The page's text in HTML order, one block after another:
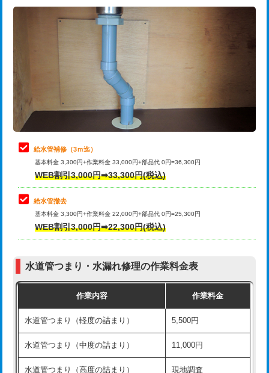
給水管工事※（ライニング鋼管・銅
管・ポリ管・HT管使用/3ｍ超え)
排水管工事（土の掘削・埋め戻し作
11,000円~
排水管工事（排水管工事/3ｍまで） 55,000円
排水管工事（追加 排水管工事/3ｍ超
マス交換（土の掘削・埋め戻し作業）
マス交換（深さ50㎝未満）
マス交換（深さ50㎝以上）
コンクリート斫り（厚さ10㎝まで）
モルタル補修（厚さ10㎝超え） 38,500円
洗面台設置 38,500円
化粧台設置 22,000円
追加トーラー機使用/3m超え
33,000円
8,800円
止水・漏水調査・防水処理・清掃・修
理・調整・分解・加工など（軽作業）
11,000円
止水・漏水調査・防水処理・清掃・修
理・調整・分解・加工など（中作業）
止水・漏水調査・防水処理・清掃・修
理・調整・分解・加工など（重作業）
33,000円
その他部品の脱着
交換・取付（タンク）
式）)
式・ワンホール）)
交換・取付(排水栓・排水トラップ
22,000円+材料費
給水管補修（3ｍ迄）
基本料金 3,300円+作業料金 33,000円+部品代 0円=36,300円
WEB割引3,000円➡33,300円(税込)
給水管撤去
基本料金 3,300円+作業料金 22,000円+部品代 0円=25,300円
WEB割引3,000円➡22,300円(税込)
水道管つまり・水漏れ修理の作業料金表
作業内容 作業料金
水道管つまり（軽度の詰まり） 5,500円
水道管つまり（中度の詰まり） 11,000円
水道管つまり（高度の詰まり） 現地調査